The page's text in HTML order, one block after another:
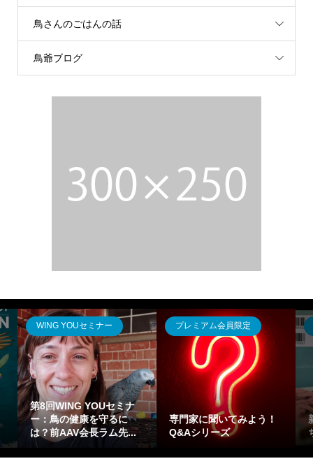
鳥さんのごはんの話
鳥爺ブログ
セミナー
YOUセミナ
健康を守るに
会長ラム先...
プレミアム会員限定
専門家に聞いてみよう！
Q&Aシリーズ
鳥のきもち
新装改訂版「